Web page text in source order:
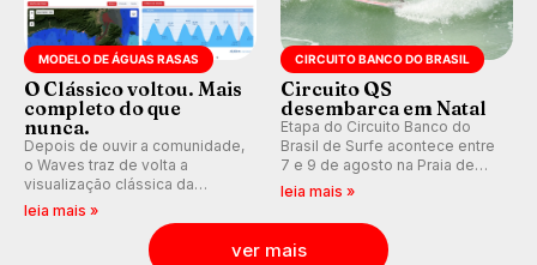
MODELO DE ÁGUAS RASAS
O Clássico voltou. Mais
completo do que
nunca.
Depois de ouvir a comunidade,
o Waves traz de volta a
visualização clássica da
previsão de águas rasas,
agora integrada à nova
plataforma e com previsão das
ondas para até 16 dias.
leia mais »
CIRCUITO BANCO DO BRASIL
Circuito QS
desembarca em Natal
Etapa do Circuito Banco do
Brasil de Surfe acontece entre
7 e 9 de agosto na Praia de
Miami (RN), em disputas
(QS) 4.000 e pela corrida por
vagas no Challenger Series.
leia mais »
ver mais